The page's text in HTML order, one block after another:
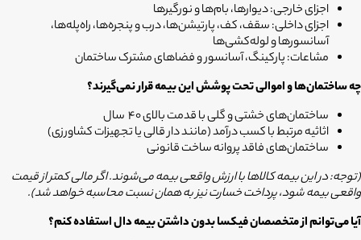
اجزای خارجی: دیوارها، بام‌ها و نورگیرها
اجزای داخلی: سقف، کف، پارتیشن‌ها، درب و پنجره‌ها، راه‌پله‌ها،
آسانسورها و لوله‌کشی‌ها
مشاعات: پارکینگ، آسانسور و فضاهای مشترک ساختمان
چه ساختمان‌ها و اموالی تحت پوشش این بیمه قرار نمی‌گیرند؟
ساختمان‌های خشتی و گلی با قدمت بالای 40 سال
اثاثیه مرتبط با کسب درآمد (مانند دار قالی یا تجهیزات کشاورزی)
ساختمان‌های فاقد پروانه ساخت قانونی
(توجه: در این بیمه کالاها با ارزش واقعی بیمه می‌شوند. اگر مالی کمتر از قیمت
واقعی بیمه شود، پرداخت خسارت نیز به همان نسبت محاسبه خواهد شد).
آیا می‌توانم از متخصصان فیکسا بدون داشتن بیمه دال استفاده کنم؟